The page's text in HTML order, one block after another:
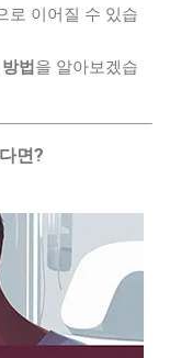
로 이어질 수 있습
법 을 알아보겠습
면?